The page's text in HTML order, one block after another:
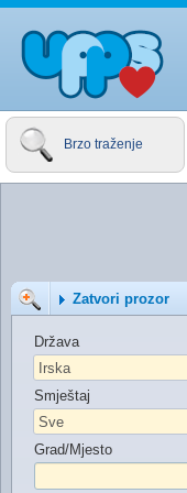
Brzo traženje
Zatvori prozor
Država
Smještaj
Grad/Mjesto